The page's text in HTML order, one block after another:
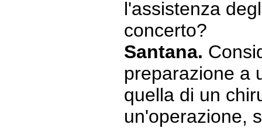
l'assistenza
concerto?
Santana.
preparazione a
quella di un
un'operazione,